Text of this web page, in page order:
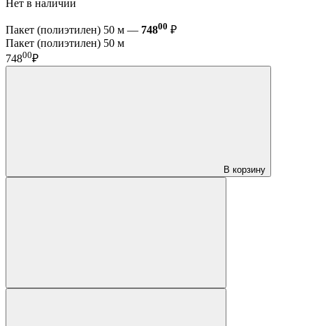
Нет в наличии
Пакет (полиэтилен) 50 м — 74800 ₽
Пакет (полиэтилен) 50 м
74800₽
В корзину